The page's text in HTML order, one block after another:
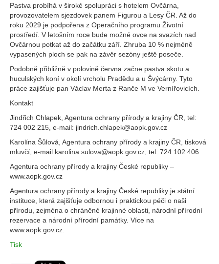
Pastva probíhá v široké spolupráci s hotelem Ovčárna,
provozovatelem sjezdovek panem Figurou a Lesy ČR. Až do
roku 2029 je podpořena z Operačního programu Životní
prostředí. V letošním roce bude možné ovce na svazích nad
Ovčárnou potkat až do začátku září. Zhruba 10 % nejméně
vypasených ploch se pak na závěr sezóny ještě poseče.
Podobně přibližně v polovině června začne pastva skotu a
huculských koní v okolí vrcholu Pradědu a u Švýcárny. Tyto
práce zajišťuje pan Václav Merta z Ranče M ve Vernířovicích.
Kontakt
Jindřich Chlapek, Agentura ochrany přírody a krajiny ČR, tel:
724 002 215, e-mail: jindrich.chlapek@aopk.gov.cz
Karolína Šůlová, Agentura ochrany přírody a krajiny ČR, tisková
mluvčí, e-mail karolina.sulova@aopk.gov.cz, tel: 724 102 406
Agentura ochrany přírody a krajiny České republiky –
www.aopk.gov.cz
Agentura ochrany přírody a krajiny České republiky je státní
instituce, která zajišťuje odbornou i praktickou péči o naši
přírodu, zejména o chráněné krajinné oblasti, národní přírodní
rezervace a národní přírodní památky. Více na
www.aopk.gov.cz.
Tisk